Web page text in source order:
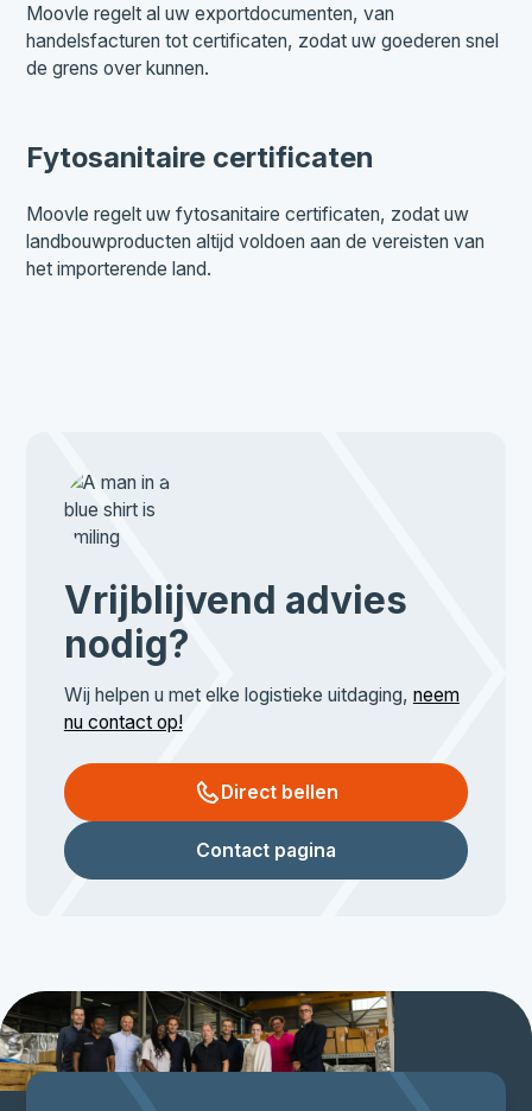
Moovle regelt al uw exportdocumenten, van
handelsfacturen tot certificaten, zodat uw goederen snel
de grens over kunnen.
Fytosanitaire certificaten
Moovle regelt uw fytosanitaire certificaten, zodat uw
landbouwproducten altijd voldoen aan de vereisten van
het importerende land.
Vrijblijvend advies
nodig?
Wij helpen u met elke logistieke uitdaging, neem
nu contact op!
Direct bellen
Contact pagina